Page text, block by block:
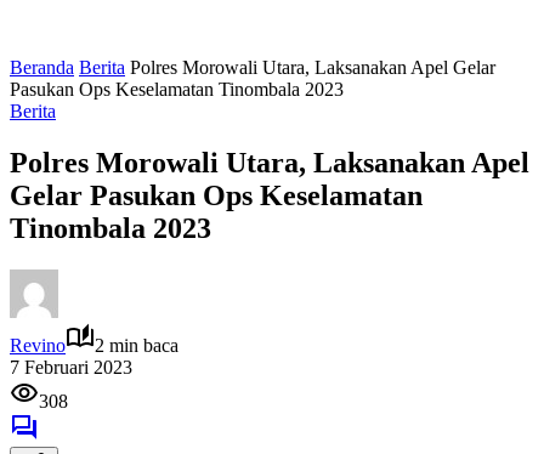
Beranda Berita Polres Morowali Utara, Laksanakan Apel Gelar
Pasukan Ops Keselamatan Tinombala 2023
Berita
Polres Morowali Utara, Laksanakan Apel
Gelar Pasukan Ops Keselamatan
Tinombala 2023
Revino
2 min baca
7 Februari 2023
308